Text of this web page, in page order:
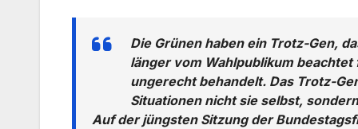
Die Grünen haben ein Trotz-Gen,
länger vom Wahlpublikum
ungerecht behandelt. Das Trotz-
Situationen nicht sie selbst,
Auf der jüngsten Sitzung der